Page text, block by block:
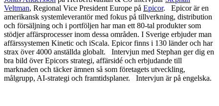
Veltman, Regional Vice President Europe på Epicor. Epicor är en
amerikansk systemleverantör med fokus på tillverkning, distribution
och försäljning och i portföljen har man ett 80-tal produkter som
stödjer affärsprocesser inom dessa områden. I Sverige erbjuder man
affärssystemen Kinetic och iScala. Epicor finns i 130 länder och har
strax över 4000 anställda globalt. Intervjun med Stephan ger dig en
bra bild över Epicors strategi, affärsidé och erbjudande till
marknaden och täcker ämnen så som företagets utveckling,
målgrupp, AI-strategi och framtidsplaner. Intervjun är på engelska.